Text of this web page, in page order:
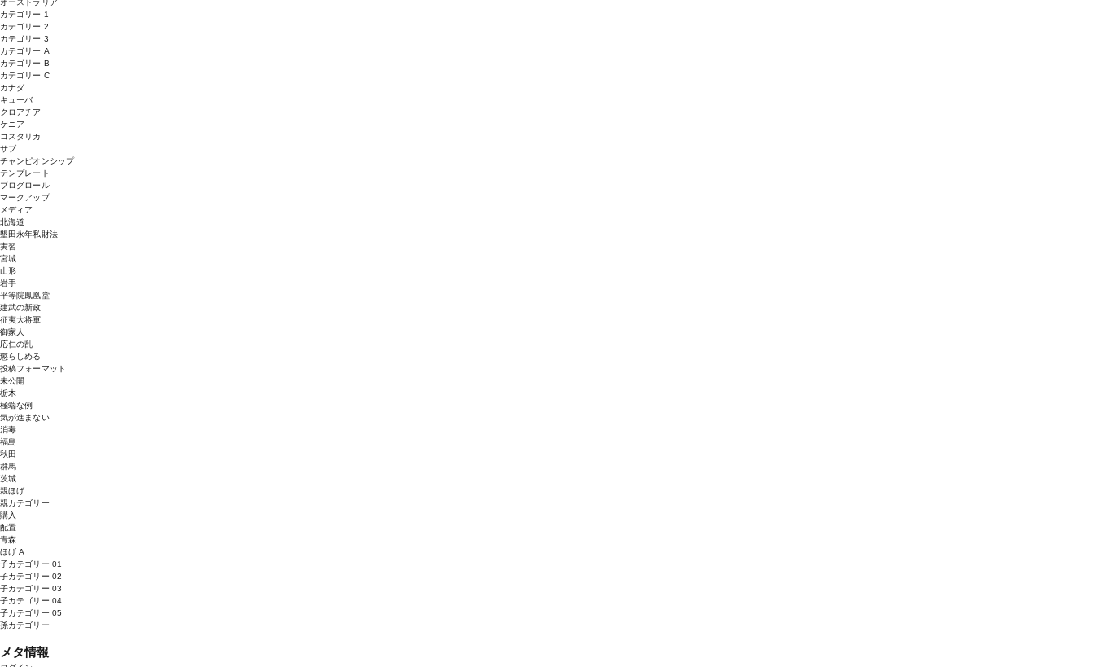
オーストラリア
カテゴリー 1
カテゴリー 2
カテゴリー 3
カテゴリー A
カテゴリー B
カテゴリー C
カナダ
キューバ
クロアチア
ケニア
コスタリカ
サブ
チャンピオンシップ
テンプレート
ブログロール
マークアップ
メディア
北海道
墾田永年私財法
実習
宮城
山形
岩手
平等院鳳凰堂
建武の新政
征夷大将軍
御家人
応仁の乱
懲らしめる
投稿フォーマット
未公開
栃木
極端な例
気が進まない
消毒
福島
秋田
群馬
茨城
親ほげ
親カテゴリー
購入
配置
青森
ほげ A
子カテゴリー 01
子カテゴリー 02
子カテゴリー 03
子カテゴリー 04
子カテゴリー 05
孫カテゴリー
メタ情報